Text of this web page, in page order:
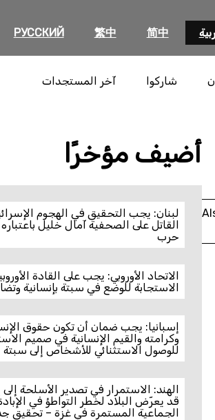
简中
繁中
РУССКИЙ
شاركوا آخر المستجدات
أضيف مؤخرًا
لبنان: يجب التحقيق في الهجوم
القاتل على الصحفية آمال خليل
حرب
الاتحاد الأوروبي: يجب على القادة
الاستجابة للوضع في سبتة بإنسانية
إسبانيا: يجب ضمان أن تكون حقوق
وكرامته والقيم الإنسانية في صميم
للوصول الاستثنائي للأشخاص إلى سبتة
الهند: الاستمرار في تصدير الأسلحة
قد يعرّض البلاد لخطر التواطؤ في
الجماعية المستمرة في غزة – تحقيق